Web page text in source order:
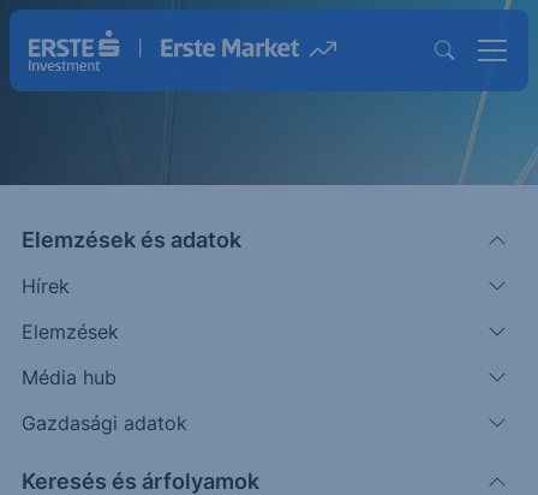
Elemzések és adatok
Hírek
Elemzések
Média hub
Gazdasági adatok
Keresés és árfolyamok
Strukturált Értékpapírok
Magasabb hozam lehetősége egyedi